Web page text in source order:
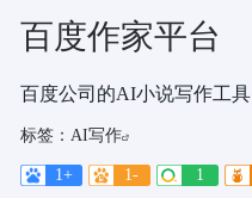
百度作家平台
百度公司的AI小说写作工具
标签： AI写作
1+ 1- 1